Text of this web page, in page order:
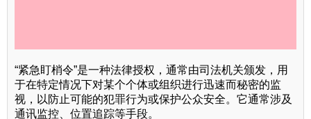
“紧急盯梢令”是一种法律授权，通常由司法机关颁发，用
于在特定情况下对某个个体或组织进行迅速而秘密的监
视，以防止可能的犯罪行为或保护公众安全。它通常涉及
通讯监控、位置追踪等手段。